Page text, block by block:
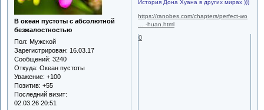
В океан пустоты с абсолютной
безжалостностью
Пол: Мужской
Зарегистрирован: 16.03.17
Сообщений: 3240
Откуда: Океан пустоты
Уважение: +100
Позитив: +55
Последний визит:
02.03.26 20:51
История Дона Хуана в других мирах )))
https://ranobes.com/chapters/perfect-wo
… -huan.html
0